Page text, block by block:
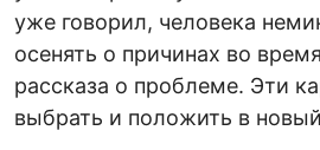
уже говорил, человека
осенять о причинах во
рассказа о проблеме. Эти
выбрать и положить в